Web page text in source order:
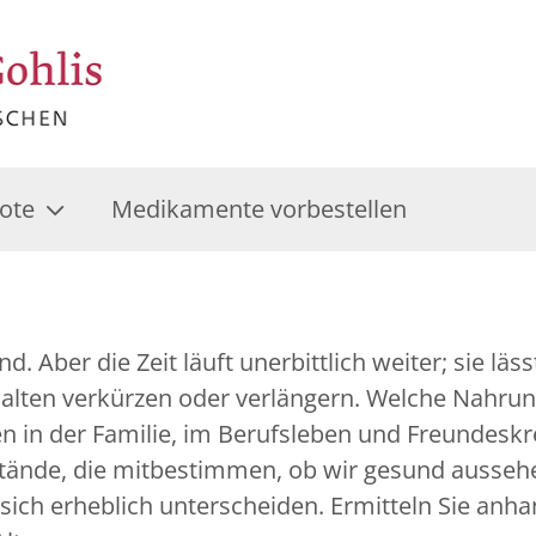
Medikamente vorbestellen
Aber die Zeit läuft unerbittlich weiter; sie
verkürzen oder verlängern. Welche
in der Familie, im Berufsleben und
die mitbestimmen, ob wir gesund
erheblich unterscheiden. Ermitteln Sie